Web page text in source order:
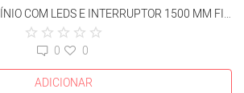
CABIDEIRO DE ALUMÍNIO COM LEDS E INTERRUPTOR 1500 MM FIXAÇÃO LATERAL
0
0
ADICIONAR